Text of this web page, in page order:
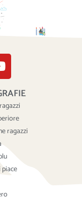
ragazzi